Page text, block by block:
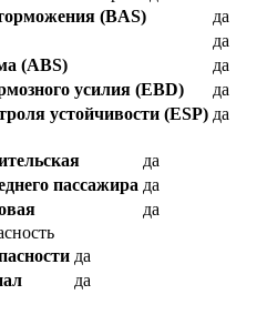
(BAS)
да
да
(ABS)
да
усилия (EBD)
да
устойчивости (ESP) да
да
пассажира да
да
да
да